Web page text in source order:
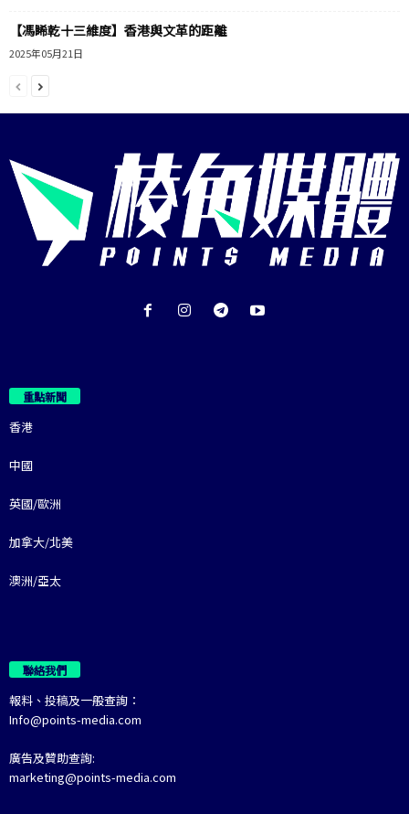
【馮睎乾十三維度】香港與文革的距離
2025年05月21日
重點新聞
香港
中國
英國/歐洲
加拿大/北美
澳洲/亞太
聯絡我們
報料、投稿及一般查詢：
Info@points-media.com
廣告及贊助查詢:
marketing@points-media.com